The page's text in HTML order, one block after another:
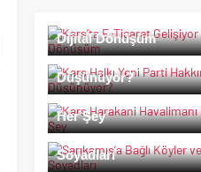
Kars’ta E-Ticaret
Dijital Dönüşüm
Kars Halkı Yeni Parti
Düşünüyor?
Kars Harakani
Her Şey
Sarıkamış’a Bağlı
Soyadları